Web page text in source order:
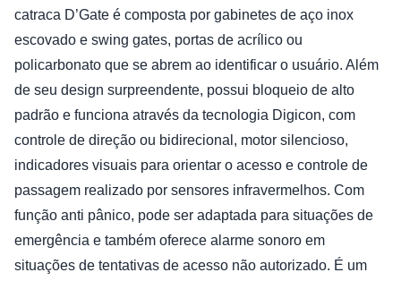
catraca D’Gate é composta por gabinetes de aço inox
escovado e swing gates, portas de acrílico ou
policarbonato que se abrem ao identificar o usuário. Além
de seu design surpreendente, possui bloqueio de alto
padrão e funciona através da tecnologia Digicon, com
controle de direção ou bidirecional, motor silencioso,
indicadores visuais para orientar o acesso e controle de
passagem realizado por sensores infravermelhos. Com
função anti pânico, pode ser adaptada para situações de
emergência e também oferece alarme sonoro em
situações de tentativas de acesso não autorizado. É um